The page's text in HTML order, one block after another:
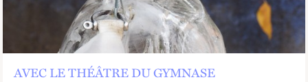
AVEC LE THÉÂTRE DU GYMNASE